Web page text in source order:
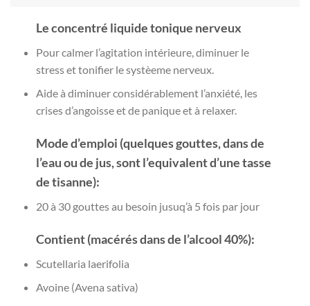
Le concentré liquide tonique nerveux
Pour calmer l’agitation intérieure, diminuer le
stress et tonifier le systèeme nerveux.
Aide à diminuer considérablement l’anxiété, les
crises d’angoisse et de panique et à relaxer.
Mode d’emploi (quelques gouttes, dans de
l’eau ou de jus, sont l’equivalent d’une tasse
de tisanne):
20 à 30 gouttes au besoin jusuq’à 5 fois par jour
Contient (macérés dans de l’alcool 40%):
Scutellaria laerifolia
Avoine (Avena sativa)